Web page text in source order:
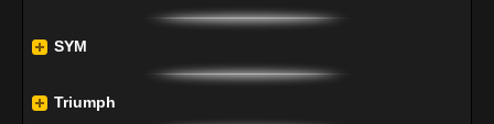
SYM
Triumph